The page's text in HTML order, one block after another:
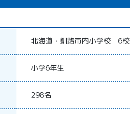
北海道・釧路市内小学校 6校
小学6年生
298名